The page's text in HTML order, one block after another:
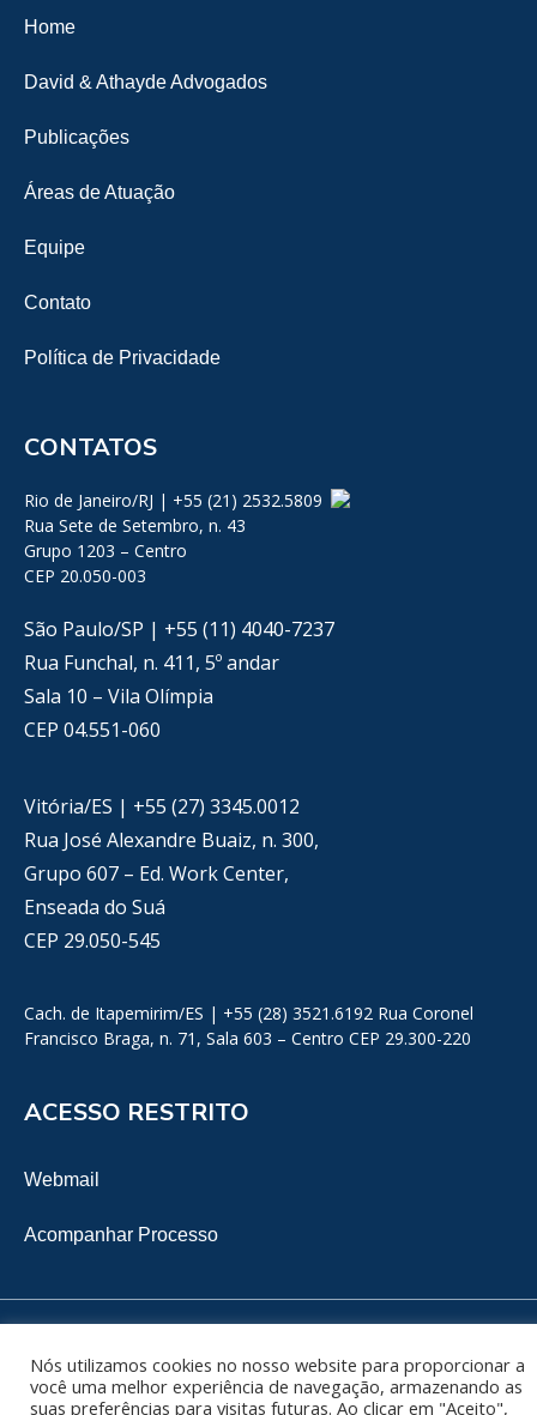
Home
David & Athayde Advogados
Publicações
Áreas de Atuação
Equipe
Contato
Política de Privacidade
CONTATOS
Rio de Janeiro/RJ | +55 (21) 2532.5809
Rua Sete de Setembro, n. 43
Grupo 1203 – Centro
CEP 20.050-003
São Paulo/SP | +55 (11) 4040-7237
Rua Funchal, n. 411, 5º andar
Sala 10 – Vila Olímpia
CEP 04.551-060
Vitória/ES | +55 (27) 3345.0012
Rua José Alexandre Buaiz, n. 300,
Grupo 607 – Ed. Work Center,
Enseada do Suá
CEP 29.050-545
Cach. de Itapemirim/ES | +55 (28) 3521.6192 Rua Coronel
Francisco Braga, n. 71, Sala 603 – Centro CEP 29.300-220
ACESSO RESTRITO
Webmail
Acompanhar Processo
por:Projeteria.com
Nós utilizamos cookies no nosso website para proporcionar a
você uma melhor experiência de navegação, armazenando as
suas preferências para visitas futuras. Ao clicar em "Aceito",